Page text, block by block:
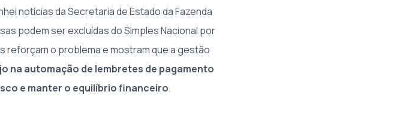
notícias da Secretaria de Estado da Fazenda
podem ser excluídas do Simples Nacional por
reforçam o problema e mostram que a gestão
na automação de lembretes de pagamento
e manter o equilíbrio financeiro.